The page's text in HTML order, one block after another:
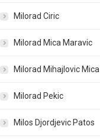
Milorad Ciric
Milorad Mica Maravic
Milorad Mihajlovic Mica
Milorad Pekic
Milos Djordjevic Patos